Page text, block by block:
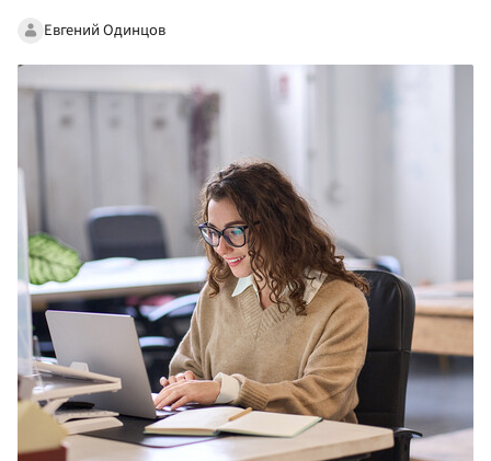
Евгений Одинцов